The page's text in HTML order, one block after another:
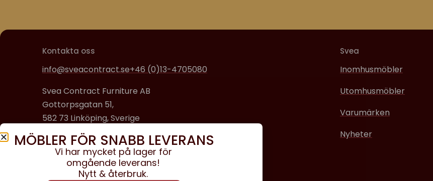
Kontakta oss
info@sveacontract.se+46 (0)13-4705080
Svea Contract Furniture AB
Gottorpsgatan 51,
582 73 Linköping, Sverige
Organisationsnummer:
556608-0650
Svea
Inomhusmöbler
Utomhusmöbler
Varumärken
Nyheter
MÖBLER FÖR SNABB LEVERANS
Vi har mycket på lager för
omgående leverans!
Nytt & återbruk.